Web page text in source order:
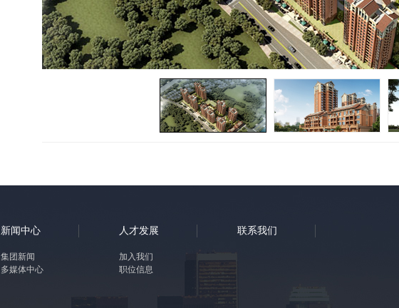
新闻中心
集团新闻
多媒体中心
人才发展
加入我们
职位信息
联系我们